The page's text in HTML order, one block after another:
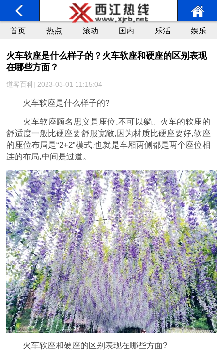
首页 热点 滚动 国内 乐活 娱乐
火车软座是什么样子的？火车软座和硬座的区别表现
在哪些方面？
道客百科| 2023-03-01 11:15:04
火车软座是什么样子的?
火车软座顾名思义是座位,不可以躺。火车的软座的
舒适度一般比硬座要舒服宽敞,因为材质比硬座要好,软座
的座位布局是“2+2”模式,也就是车厢两侧都是两个座位相
连的布局,中间是过道。
火车软座和硬座的区别表现在哪些方面?